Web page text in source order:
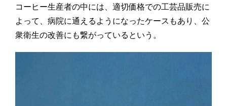
コーヒー生産者の中には、適切価格での工芸品販売に
よって、病院に通えるようになったケースもあり、公
衆衛生の改善にも繋がっているという。